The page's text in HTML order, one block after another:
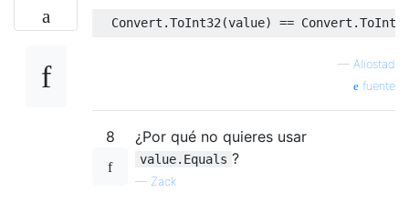
Convert .ToInt32 (value) == Convert .
— Aliostad
fuente
8 ¿Por qué no quieres usar
value.Equals ?
— Zack